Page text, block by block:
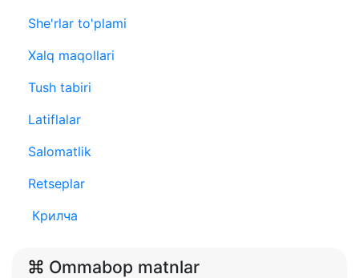
She'rlar to'plami
Xalq maqollari
Tush tabiri
Latiflalar
Salomatlik
Retseplar
Крилча
Ommabop matnlar